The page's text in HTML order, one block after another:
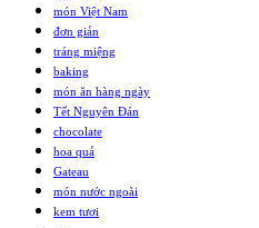
món Việt Nam
đơn giản
tráng miệng
baking
món ăn hàng ngày
Tết Nguyên Đán
chocolate
hoa quả
Gateau
món nước ngoài
kem tươi